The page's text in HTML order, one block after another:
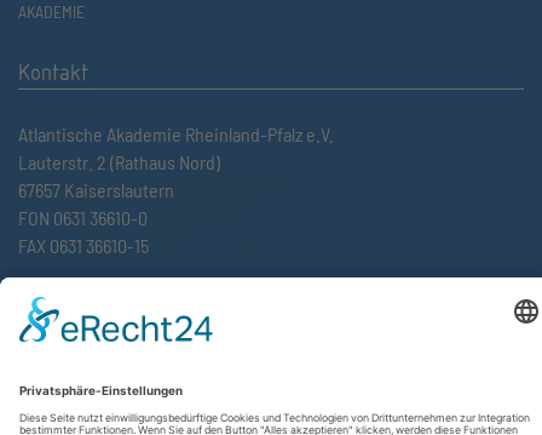
AKADEMIE
Kontakt
Atlantische Akademie Rheinland-Pfalz e.V.
Lauterstr. 2 (Rathaus Nord)
67657 Kaiserslautern
FON 0631 36610-0
FAX 0631 36610-15
©2026 Atlantische Akademie Rheinland-Pfalz e. V. |
Impressum|Datenschutzerklärung|AGB|Newsletter|